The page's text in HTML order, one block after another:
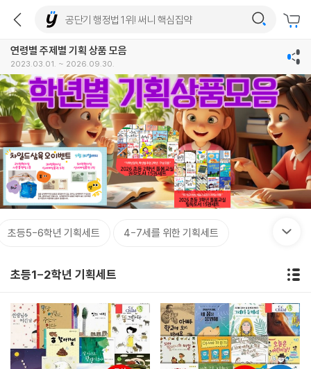
연령별 주제별 기획 상품 모음
2023.03.01. ~ 2026.09.30.
초등5-6학년 기획세트 4-7세를 위한 기획세트
초등1-2학년 기획세트